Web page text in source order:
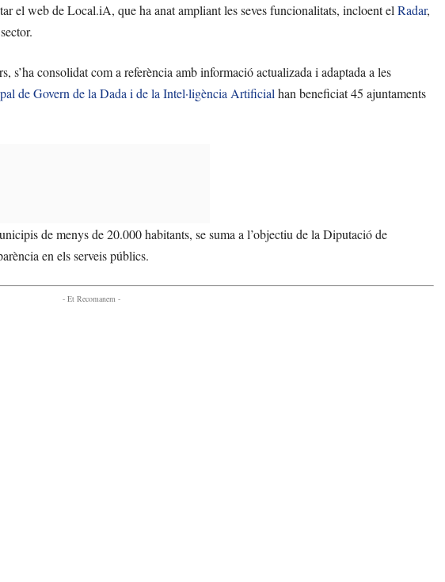
el web de Local.iA, que ha anat ampliant les seves funcionalitats, incloent elRadar,
consolidat com a referència amb informació actualizada i adaptada a les
de Govern de la Dada i de la Intel·ligència Artificialhan beneficiat 45 ajuntaments
de menys de 20.000 habitants, se suma a l’objectiu de la Diputació de
en els serveis públics.
- Et Recomanem -